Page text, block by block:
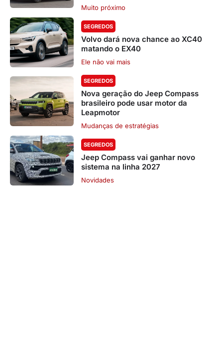
Muito próximo
SEGREDOS
Volvo dará nova chance ao XC40
matando o EX40
Ele não vai mais
SEGREDOS
Nova geração do Jeep Compass
brasileiro pode usar motor da
Leapmotor
Mudanças de estratégias
SEGREDOS
Jeep Compass vai ganhar novo
sistema na linha 2027
Novidades